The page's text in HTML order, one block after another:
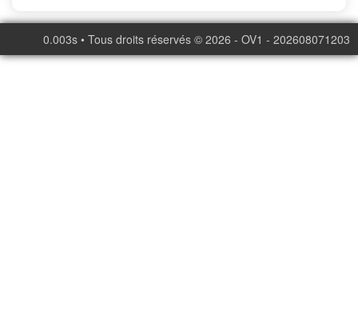
0.003s • Tous droits réservés © 2026 - OV1 - 202608071203